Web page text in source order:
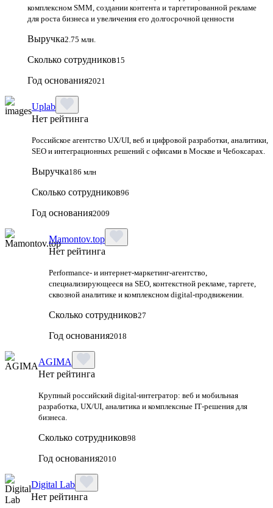
комплексном SMM, создании контента и таргетированной рекламе
для роста бизнеса и увеличения его долгосрочной ценности
Выручка2.75 млн.
Сколько сотрудников15
Год основания2021
Uplab
Нет рейтинга
Российское агентство UX/UI, веб и цифровой разработки, аналитики,
SEO и интеграционных решений с офисами в Москве и Чебоксарах.
Выручка186 млн
Сколько сотрудников96
Год основания2009
Mamontov.top
Нет рейтинга
Performance‑ и интернет‑маркетинг‑агентство,
специализирующееся на SEO, контекстной рекламе, таргете,
сквозной аналитике и комплексном digital‑продвижении.
Сколько сотрудников27
Год основания2018
AGIMA
Нет рейтинга
Крупный российский digital‑интегратор: веб и мобильная
разработка, UX/UI, аналитика и комплексные IT‑решения для
бизнеса.
Сколько сотрудников98
Год основания2010
Digital Lab
Нет рейтинга